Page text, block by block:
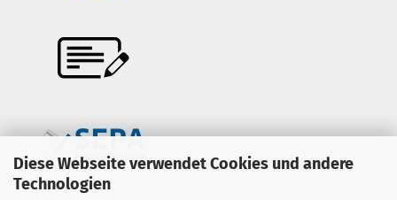
Diese Webseite verwendet Cookies und andere
Technologien